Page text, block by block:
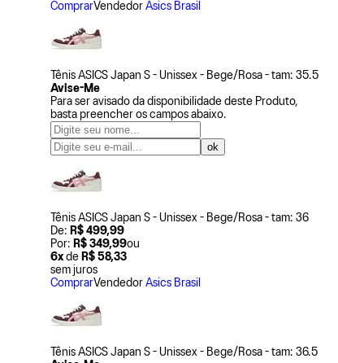
ComprarVendedor Asics Brasil
Tênis ASICS Japan S - Unissex - Bege/Rosa - tam: 35.5
Avise-Me
Para ser avisado da disponibilidade deste Produto,
basta preencher os campos abaixo.
Tênis ASICS Japan S - Unissex - Bege/Rosa - tam: 36
De: R$ 499,99
Por: R$ 349,99ou
6xde R$ 58,33
sem juros
ComprarVendedor Asics Brasil
Tênis ASICS Japan S - Unissex - Bege/Rosa - tam: 36.5